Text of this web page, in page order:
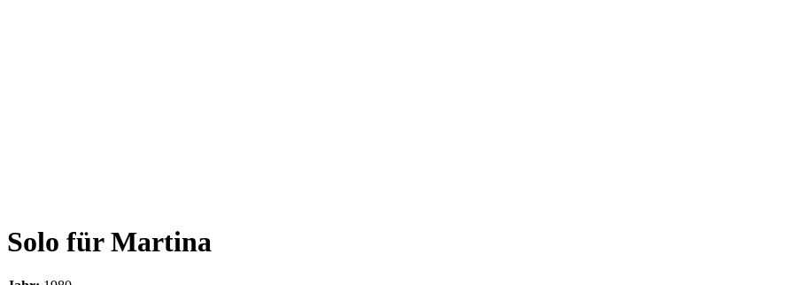
Solo für Martina